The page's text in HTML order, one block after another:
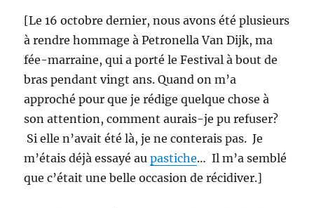
[Le 16 octobre dernier, nous avons été plusieurs
à rendre hommage à Petronella Van Dijk, ma
fée-marraine, qui a porté le Festival à bout de
bras pendant vingt ans. Quand on m’a
approché pour que je rédige quelque chose à
son attention, comment aurais-je pu refuser?
Si elle n’avait été là, je ne conterais pas. Je
m’étais déjà essayé aupastiche… Il m’a semblé
que c’était une belle occasion de récidiver.]